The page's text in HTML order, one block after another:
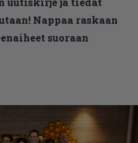
Nappaa raskaan
suoraan